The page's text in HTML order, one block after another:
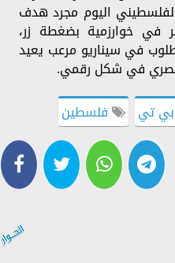
اليوم مجرد هدف
خوارزمية بضغطة زر،
في سيناريو مرعب يعيد
في شكل رقمي.
تي فلسطين